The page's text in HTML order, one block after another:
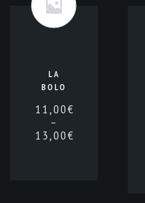
LA
BOLO
11,00€
–
13,00€